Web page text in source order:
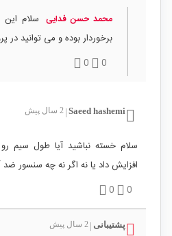
محمد حسن فدایی سلام این
برخوردار بوده و می توانید در
0
0
Saeed hashemi 2 سال پیش
افزایش داد یا نه اگر نه چه سنسور ضد
0
0
پشتیبانی 2 سال پیش